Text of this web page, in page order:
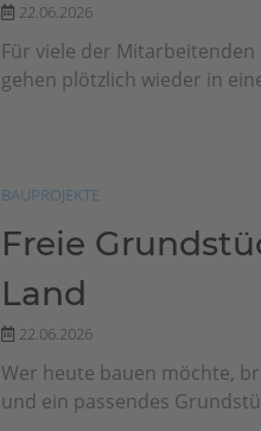
22.06.2026
Für viele der Mitarbeitenden
gehen plötzlich wieder in
BAUPROJEKTE
Freie
Land
22.06.2026
Wer heute bauen möchte,
und ein passendes